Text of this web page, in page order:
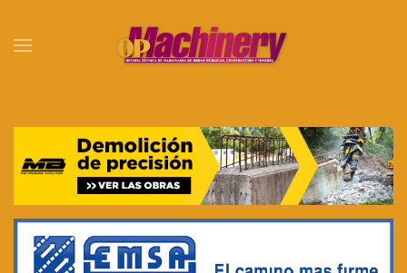
Skip to main content